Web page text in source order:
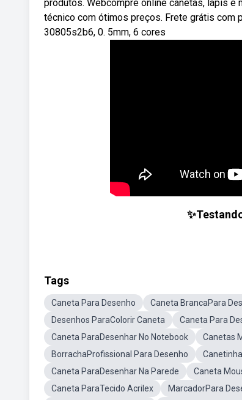
produtos. Webcompre online canetas, lápis
técnico com ótimos preços. Frete grátis com
30805s2b6, 0. 5mm, 6 cores
Tags
Caneta Para Desenho Caneta BrancaPara
Desenhos ParaColorir Caneta
Caneta Para
Caneta ParaDesenhar No Notebook
Canetas
BorrachaProfissional Para Desenho
Caneta ParaDesenhar Na Parede
Caneta
Caneta ParaTecido Acrilex
MarcadorPara